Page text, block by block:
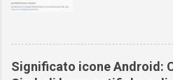
nessuna voce del
YouTube " o cose
farlo sia se accedi
oppure tramite
Significato icone Android: